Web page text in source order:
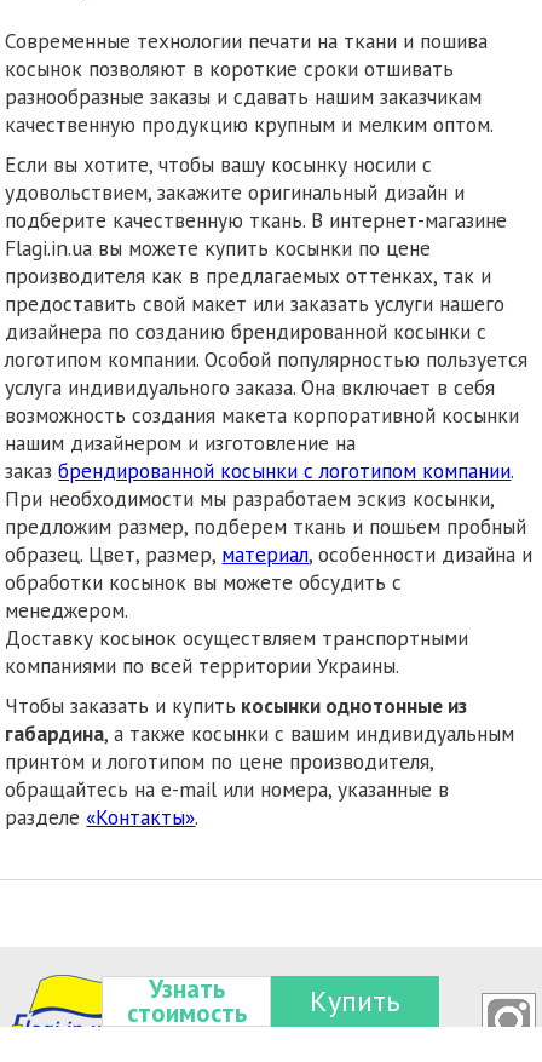
Узнать
стоимость Купить
Современные технологии печати на ткани и пошива
косынок позволяют в короткие сроки отшивать
разнообразные заказы и сдавать нашим заказчикам
качественную продукцию крупным и мелким оптом.
Если вы хотите, чтобы вашу косынку носили с
удовольствием, закажите оригинальный дизайн и
подберите качественную ткань. В интернет-магазине
Flagi.in.ua вы можете купить косынки по цене
производителя как в предлагаемых оттенках, так и
предоставить свой макет или заказать услуги нашего
дизайнера по созданию брендированной косынки с
логотипом компании. Особой популярностью пользуется
услуга индивидуального заказа. Она включает в себя
возможность создания макета корпоративной косынки
нашим дизайнером и изготовление на
заказбрендированной косынки с логотипом компании.
При необходимости мы разработаем эскиз косынки,
предложим размер, подберем ткань и пошьем пробный
образец. Цвет, размер, материал, особенности дизайна и
обработки косынок вы можете обсудить с
Доставку косынок осуществляем транспортными
компаниями по всей территории Украины.
Чтобы заказать и купить косынки однотонные из
габардина, а также косынки с вашим индивидуальным
принтом и логотипом по цене производителя,
обращайтесь на e-mail или номера, указанные в
разделе«Контакты».